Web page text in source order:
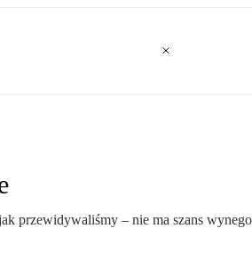
przewidywaliśmy – nie ma szans